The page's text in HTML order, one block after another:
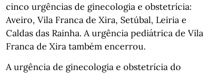
cinco urgências de ginecologia e obstetrícia:
Aveiro, Vila Franca de Xira, Setúbal, Leiria e
Caldas das Rainha. A urgência pediátrica de Vila
Franca de Xira também encerrou.
A urgência de ginecologia e obstetrícia do